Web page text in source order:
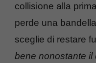
collisione alla
perde una
sceglie di restare
bene nonostante il